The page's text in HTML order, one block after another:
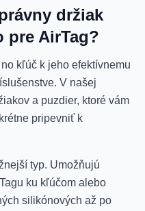
držiak
pre AirTag?
kľúč k jeho efektívnemu
V našej
a puzdier, ktoré vám
pripevniť k
typ. Umožňujú
ku kľúčom alebo
silikónových až po